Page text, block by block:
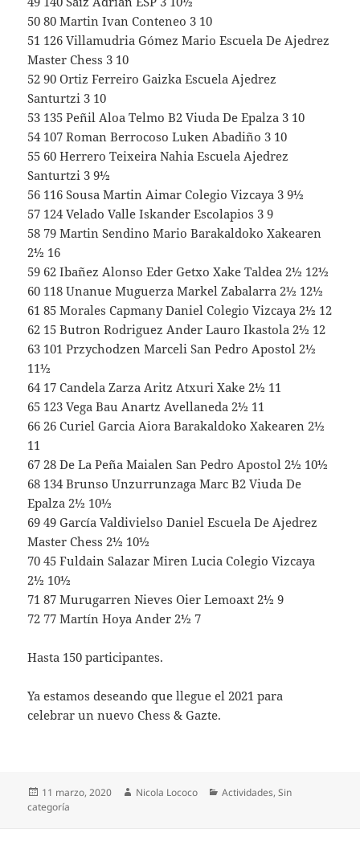
50 80 Martin Ivan Conteneo 3 10
51 126 Villamudria Gómez Mario Escuela De Ajedrez
Master Chess 3 10
52 90 Ortiz Ferreiro Gaizka Escuela Ajedrez
Santurtzi 3 10
53 135 Peñil Aloa Telmo B2 Viuda De Epalza 3 10
54 107 Roman Berrocoso Luken Abadiño 3 10
55 60 Herrero Teixeira Nahia Escuela Ajedrez
Santurtzi 3 9½
56 116 Sousa Martin Aimar Colegio Vizcaya 3 9½
57 124 Velado Valle Iskander Escolapios 3 9
58 79 Martin Sendino Mario Barakaldoko Xakearen
2½ 16
59 62 Ibañez Alonso Eder Getxo Xake Taldea 2½ 12½
60 118 Unanue Muguerza Markel Zabalarra 2½ 12½
61 85 Morales Capmany Daniel Colegio Vizcaya 2½ 12
62 15 Butron Rodriguez Ander Lauro Ikastola 2½ 12
63 101 Przychodzen Marceli San Pedro Apostol 2½
11½
64 17 Candela Zarza Aritz Atxuri Xake 2½ 11
65 123 Vega Bau Anartz Avellaneda 2½ 11
66 26 Curiel Garcia Aiora Barakaldoko Xakearen 2½
11
67 28 De La Peña Maialen San Pedro Apostol 2½ 10½
68 134 Brunso Unzurrunzaga Marc B2 Viuda De
Epalza 2½ 10½
69 49 García Valdivielso Daniel Escuela De Ajedrez
Master Chess 2½ 10½
70 45 Fuldain Salazar Miren Lucia Colegio Vizcaya
2½ 10½
71 87 Murugarren Nieves Oier Lemoaxt 2½ 9
72 77 Martín Hoya Ander 2½ 7
Hasta 150 participantes.
Ya estamos deseando que llegue el 2021 para
celebrar un nuevo Chess & Gazte.
Publicado
el
11 marzo, 2020 Autor
Nicola Lococo Categorías
Actividades,Sin
categoría